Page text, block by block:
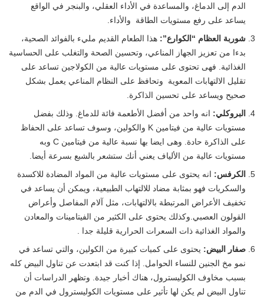
الدم إلى الدماغ، والمساعدة في الأداء العقلي، والبنجر في الواقع
يساعد على رفع مستويات الطاقة والأداء.
شوربة العظام “الكوارع”: هذا الطعام القديم مليء بالفوائد الصحية،
بدءا من تعزيز الجهاز المناعي، وتحسين الصحة والتغلب على الحساسية
الغذائية. فهى تحتوى على مستويات عالية من الكولاجين تساعد على
تقليل الالتهابات المعوية وتحافظ على النظام المناعي يعمل بشكل
صحيح ويساعد على تحسين الذاكرة.
البروكلي: انه واحد من أفضل الأطعمة فائة للدماغ. وذلك بفضل
مستويات عالية من فيتامين K والكولين، وسوف تساعد على الحفاظ
على الذاكرة حادة. وهى ايضا بها نسبة عالية من فيتامين C وبه
مستويات عالية من الألياف يعني أنك ستشعر بالشبع بسرعة أيضا.
الكرفس: انه يحتوى على مستويات عالية من المواد المضادة للاكسدة
والسكريات فهو بمثابة مضاد للالتهاب الطبيعية، ويمكن أن يساعد في
تخفيف الأعراض المرتبطة بالالتهابات، مثل آلام المفاصل وأعراض
القولون العصبي.وكذلك يحتوى على الكثير من الفيتامينات والمعادن
والمواد الغذائية ذات السعرات الحرارية قليلة جدا .
صفار البيض: يحتوى على كميات كبيرة من الكولين، والتي تساعد في
نمو مخ الجنين للنساء الحوامل. إذا كنت قد ابتعدت عن تناول البيض كله
بسبب مخاوف الكوليسترول، هناك أخبار جيدة. وتظهر الدراسات أن
تناول البيض لم يكن لها تأثير على مستويات الكوليسترول في الدم من